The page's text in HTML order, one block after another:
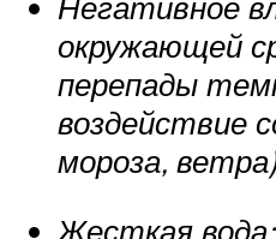
окружающей
перепады
воздействие
мороза,
Жесткая вода;